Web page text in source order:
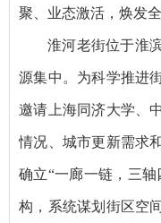
聚、业态激活，焕发
淮河老街位于淮
源集中。为科学推进
邀请上海同济大学、
情况、城市更新需求
确立“一廊一链，三
构，系统谋划街区空